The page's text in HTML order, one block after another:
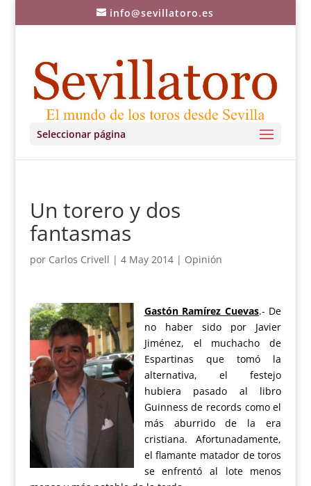
info@sevillatoro.es
Seleccionar página
Un torero y dos
fantasmas
por Carlos Crivell | 4 May 2014| Opinión
Gastón Ramírez Cuevas.- De
no haber sido por Javier
Jiménez, el muchacho de
Espartinas que tomó la
alternativa, el festejo
hubiera pasado al libro
Guinness de records como el
más aburrido de la era
cristiana. Afortunadamente,
el flamante matador de toros
se enfrentó al lote menos